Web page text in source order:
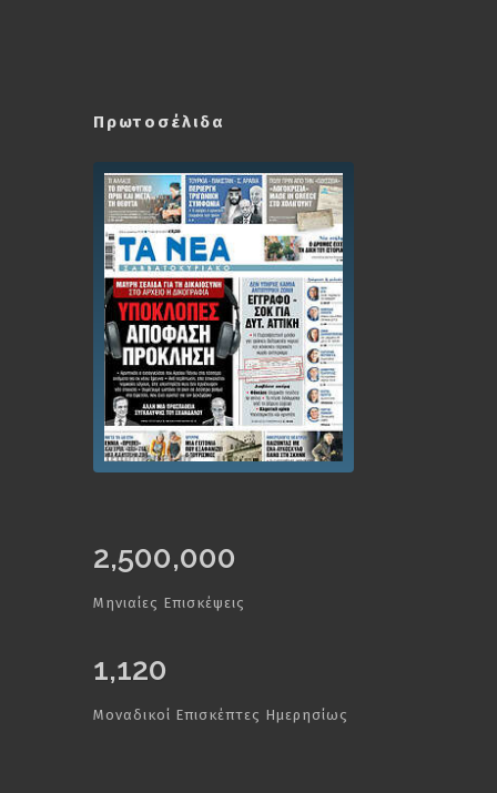
Πρωτοσέλιδα
2,500,000
Μηνιαίες Επισκέψεις
1,120
Μοναδικοί Επισκέπτες Ημερησίως